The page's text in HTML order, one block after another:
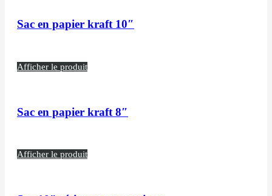
Sac en papier kraft 10″
Afficher le produit
Sac en papier kraft 8″
Afficher le produit